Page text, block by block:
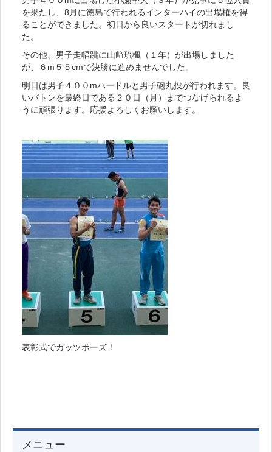
を果たし、8月に徳島で行われるインターハイの出場権を得
ることができました。初日から良いスタートが切れまし
た。
その他、男子走幅跳に山﨑琉楓（１年）が出場しました
が、６m５５cmで決勝に進めませんでした。
明日は男子４００mハードルと男子砲丸投が行われます。良
いバトンを最終日である２０日（月）までつなげられるよ
うに頑張ります。応援よろしくお願いします。
表彰式でガッツポーズ！
メニュー